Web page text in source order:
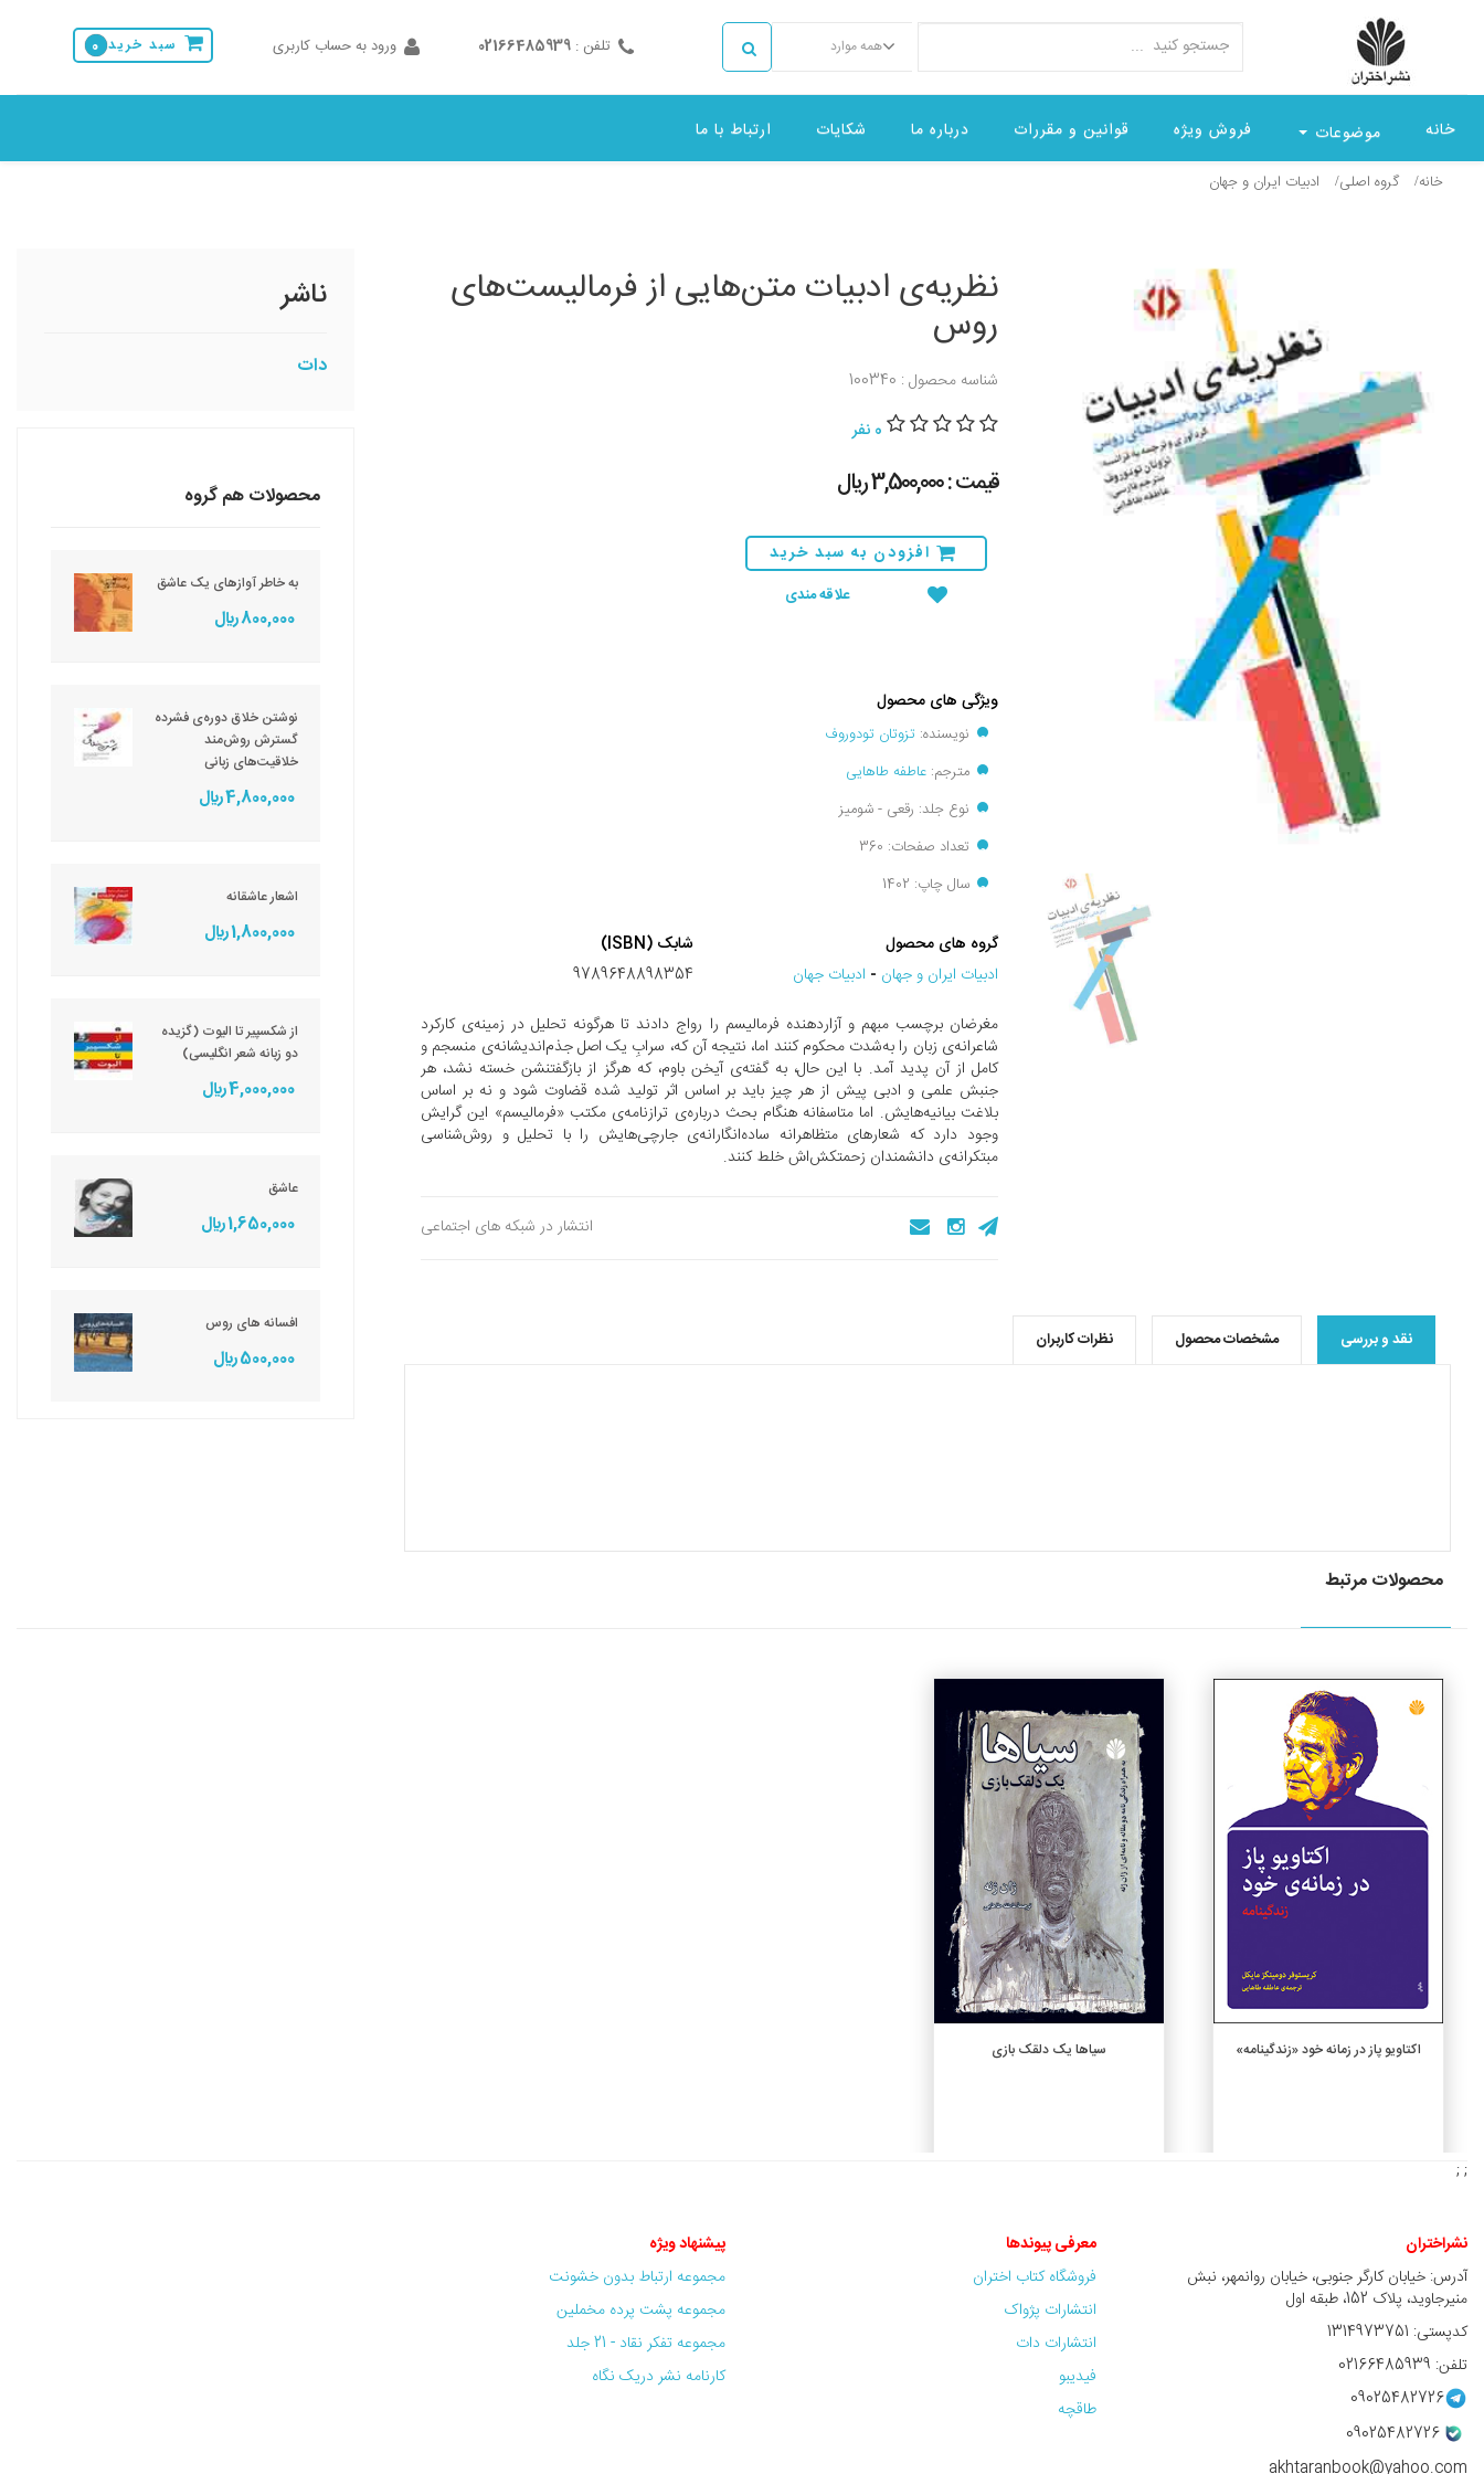
همه موارد تلفن : 02166485939 ورود به حساب کاربری سبد خرید 0
خانه موضوعات فروش ویژه قوانین و مقررات درباره ما شکایات ارتباط با ما
خانه گروه اصلی ادبيات ايران و جهان
نظریه‌ی ادبیات متن‌هایی از فرمالیست‌های
روس
شناسه محصول : 100340
0 نفر
قیمت : 3,500,000 ريال
افزودن به سبد خرید
علاقه مندی
ویژگی های محصول
نویسنده: تزوتان تودوروف
مترجم: عاطفه طاهایی
نوع جلد: رقعی - شومیز
تعداد صفحات: 360
سال چاپ: 1402
گروه های محصول
ادبيات ايران و جهان - ادبيات جهان
شابک (ISBN)
9789648898354
مغرضان برچسب مبهم و آزاردهنده فرمالیسم را رواج دادند تا هرگونه تحلیل در زمینه‌ی کارکرد
شاعرانه‌ی زبان را به‌شدت محکوم کنند اما، نتیجه آن که، سرابِ یک اصل جذم‌اندیشانه‌ی منسجم و
کامل از آن پدید آمد. با این حال، به گفته‌ی آیخن باوم، که هرگز از بازگفتنشن خسته نشد، هر
جنبش علمی و ادبی پیش از هر چیز باید بر اساس اثر تولید شده قضاوت شود و نه بر اساس
بلاغت بیانیه‌هایش. اما متاسفانه هنگام بحث درباره‌ی ترازنامه‌ی مکتب «فرمالیسم» این گرایش
وجود دارد که شعارهای متظاهرانه ساده‌انگارانه‌ی جارچی‌هایش را با تحلیل و روش‌شناسی
مبتکرانه‌ی دانشمندان زحمتکش‌اش خلط کنند.
انتشار در شبکه های اجتماعی
نقد و بررسی مشخصات محصول نظرات کاربران
ناشر
دات
محصولات هم گروه
به خاطر آوازهای یک عاشق
800,000 ريال
نوشتن خلاق دوره‌ی فشرده
گسترش روش‌مند
خلاقیت‌های زبانی
4,800,000 ريال
اشعار عاشقانه
1,800,000 ريال
از شکسپیر تا الیوت (گزیده
دو زبانه شعر انگلیسی)
4,000,000 ريال
عاشق
1,650,000 ريال
افسانه های روس
500,000 ريال
محصولات مرتبط
افزودن به سبد خرید
سیاها یک دلقک بازی
جزئیات
افزودن به سبد خرید
اکتاویو پاز در زمانه خود «زندگینامه»
; ;
نشراختران
آدرس: خیابان کارگر جنوبی، خیابان روانمهر، نبش
منیرجاوید، پلاک 152، طبقه اول
کدپستی: 1314973751
تلفن: 02166485939
09025482726
09025482726
akhtaranbook@yahoo.com
معرفی پیوندها
فروشگاه کتاب اختران
انتشارات پژواک
انتشارات دات
فیدیبو
طاقچه
پیشنهاد ویژه
مجموعه ارتباط بدون خشونت
مجموعه پشت پرده مخملین
مجموعه تفکر نقاد - 21 جلد
کارنامه نشر دریک نگاه